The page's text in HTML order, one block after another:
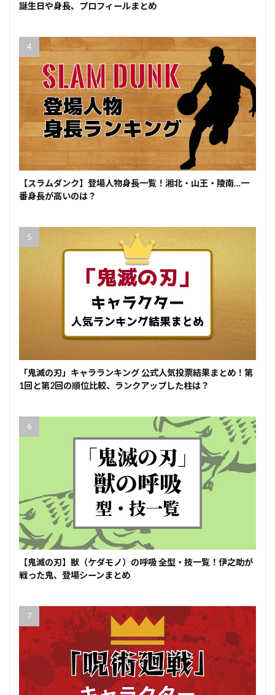
誕生日や身長、プロフィールまとめ
【スラムダンク】登場人物身長一覧！湘北・山王・陵南…一
番身長が高いのは？
「鬼滅の刃」キャラランキング 公式人気投票結果まとめ！第
1回と第2回の順位比較、ランクアップした柱は？
【鬼滅の刃】獣（ケダモノ）の呼吸 全型・技一覧！伊之助が
戦った鬼、登場シーンまとめ